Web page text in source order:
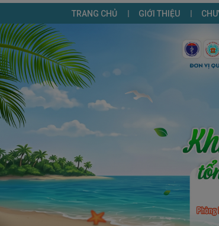
TRANG CHỦ GIỚI THIỆU